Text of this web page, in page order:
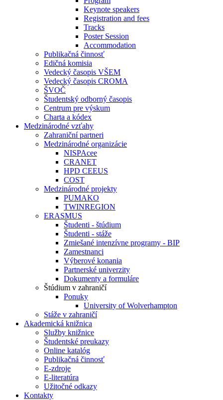
Keynote speakers
Registration and fees
Tracks
Poster Session
Accommodation
Publikačná činnosť
Edičná komisia
Vedecký časopis VŠEM
Vedecký časopis CROMA
ŠVOČ
Študentský odborný časopis
Centrum pre výskum
Charta a kódex
Medzinárodné vzťahy
Zahraniční partneri
Medzinárodné organizácie
NISPAcee
CRANET
HPD CEEUS
COST
Medzinárodné projekty
PUMAKO
TWINREGION
ERASMUS
Študenti - štúdium
Študenti - stáže
Zmiešané intenzívne programy - BIP
Zamestnanci
Výberové konania
Partnerské univerzity
Dokumenty a formuláre
Štúdium v zahraničí
Ponuky
University of Wolverhampton
Stáže v zahraničí
Akademická knižnica
Služby knižnice
Študentské preukazy
Online katalóg
Publikačná činnosť
E-zdroje
E-literatúra
Užitočné odkazy
Kontakty